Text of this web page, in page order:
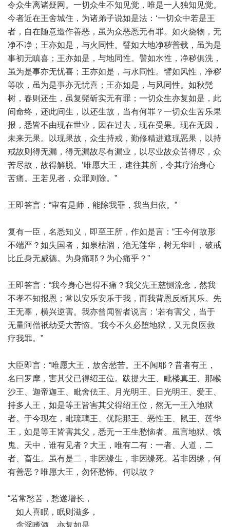
令众生离诸疑网。一切众生不知见觉，唯是一人独知见觉。
今者近在王舍城住，为诸弟子说如是法：‘一切众中若是王
者，自在随意造作善恶，虽为众恶悉无有罪。如火烧物，无
净不净；王亦如是，与火同性。譬如大地净秽普载，虽为是
事初无瞋喜；王亦如是，与地同性。譬如水性，净秽俱洗，
虽为是事亦无忧喜；王亦如是，与水同性。譬如风性，净秽
等吹，虽为是事亦无忧喜；王亦如是，与风同性。如秋髡
树，春则还生，虽复髡斫实无有罪；一切众生亦复如是，此
间命终，还此间生，以还生故，当有何罪？一切众生苦乐果
报，悉皆不由现在世业，因在过去，现在受果。现在无因，
未来无果。以现果故，众生持戒，勤修精进遮现恶果，以持
戒故则得无漏，得无漏故尽有漏业，以尽业故众苦得尽，众
苦尽故，故得解脱。’唯愿大王，速往其所，令其疗治身心
苦痛。王若见者，众罪则除。”
王即答言：“审有是师，能除我罪，我当归依。”
复有一臣，名悉知义，即至王所，作如是言：“王今何故形
不端严？如失国者，如泉枯涸，池无莲华，树无华叶，破戒
比丘身无威德。为身痛耶？为心痛乎？”
王即答言：“我今身心岂得不痛？我父先王慈恻流念，然我
不孝不知报恩；常以安乐安乐于我，而我背恩反断其乐。先
王无辜，横兴逆害。我亦曾闻智者说言：‘若有害父，当于
无量阿僧祇劫受大苦恼。’我今不久必堕地狱，又无良医救
疗我罪。”
大臣即言：“唯愿大王，放舍愁苦。王不闻耶？昔者有王，
名曰罗摩，害其父已得绍王位。跋提大王、毗楼真王、那睺
沙王、迦帝迦王、毗舍佉王、月光明王、日光明王、爱王、
持多人王，如是等王皆害其父得绍王位，然无一王入地狱
者。于今现在，毗琉璃王、优陀那王、恶性王、鼠王、莲华
王，如是等王皆害其父，悉无一王生愁恼者。虽言地狱、饿
鬼、天中，谁有见者？大王，唯有二有：一者、人道，二
者、畜生。虽有是二，非因缘生，非因缘死。若非因缘，何
有善恶？唯愿大王，勿怀愁怖。何以故？
“若常愁苦，愁遂增长，
如人喜眠，眠则滋多，
贪淫嗜酒，亦复如是。